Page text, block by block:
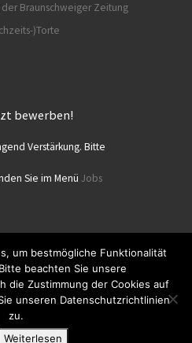
Braunschweiger Zeitung
)Torte
bewerben!
Verstärkung. Bitte
Sie im Menü Jobs
– Alle Rechte vorbehalten
mit demCustomizr-Theme
um bestmögliche Funktionalität
beachten Sie unsere
die Zustimmung der Cookies auf
unseren Datenschutzrichtlinien
zu.
Weiterlesen